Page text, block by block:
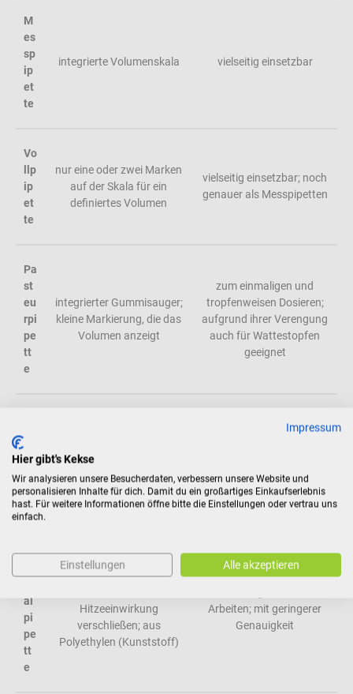
M
es
sp
ip
et
te
integrierte Volumenskala vielseitig einsetzbar
Vo
llp
ip
et
te
nur eine oder zwei Marken
auf der Skala für ein
definiertes Volumen
vielseitig einsetzbar; noch
genauer als Messpipetten
Pa
st
eu
rpi
pe
tt
e
integrierter Gummisauger;
kleine Markierung, die das
Volumen anzeigt
zum einmaligen und
tropfenweisen Dosieren;
aufgrund ihrer Verengung
auch für Wattestopfen
geeignet
tt
e
integrierter Faltenbalg
Ei
al
pi
pe
tt
e
Flüssigkeiten lassen sich
Hitzeeinwirkung
verschließen; aus
Polyethylen (Kunststoff)
Arbeiten; mit geringerer
Genauigkeit
Impressum
Hier gibt's Kekse
Wir analysieren unsere Besucherdaten, verbessern unsere Website und
personalisieren Inhalte für dich. Damit du ein großartiges Einkaufserlebnis
hast. Für weitere Informationen öffne bitte die Einstellungen oder vertrau uns
einfach.
Einstellungen Alle akzeptieren